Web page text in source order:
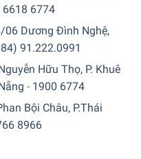
6618 6774
06 Dương Đình Nghệ,
91.222.0991
Hữu Thọ, P. Khuê
- 1900 6774
Bội Châu, P.Thái
8966